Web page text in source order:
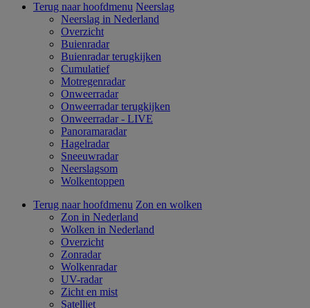
Terug naar hoofdmenu Neerslag
Neerslag in Nederland
Overzicht
Buienradar
Buienradar terugkijken
Cumulatief
Motregenradar
Onweerradar
Onweerradar terugkijken
Onweerradar - LIVE
Panoramaradar
Hagelradar
Sneeuwradar
Neerslagsom
Wolkentoppen
Terug naar hoofdmenu Zon en wolken
Zon in Nederland
Wolken in Nederland
Overzicht
Zonradar
Wolkenradar
UV-radar
Zicht en mist
Satelliet